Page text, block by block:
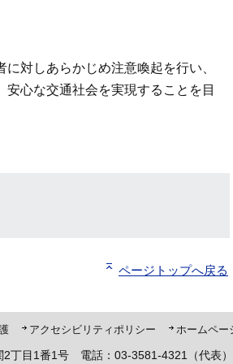
対しあらかじめ注意喚起を行い、
心な交通社会を実現することを目
ページトップへ戻る
アクセシビリティポリシー ホームペー
丁目1番1号 電話：03-3581-4321（代表）